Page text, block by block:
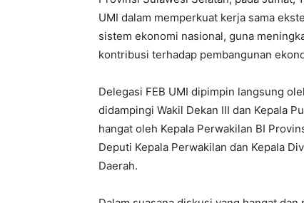
UMI dalam memperkuat kerja sama
sistem ekonomi nasional, guna
kontribusi terhadap pembangunan
Delegasi FEB UMI dipimpin langsung
didampingi Wakil Dekan III dan Kepala
hangat oleh Kepala Perwakilan BI
Deputi Kepala Perwakilan dan Kepala
Daerah.